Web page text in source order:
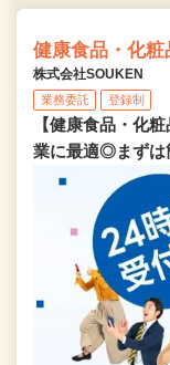
健康食品・化
株式会社SOUKEN
業務委託 登録制
【健康食品・化
業に最適◎まずは